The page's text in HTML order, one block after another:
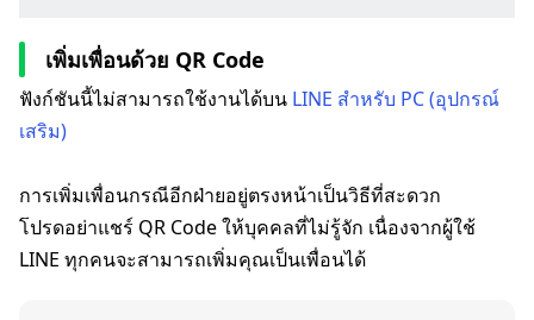
เพิ่มเพื่อนด้วย QR Code
ฟังก์ชันนี้ไม่สามารถใช้งานได้บน LINE สำหรับ PC (อุปกรณ์
เสริม)
การเพิ่มเพื่อนกรณีอีกฝ่ายอยู่ตรงหน้าเป็นวิธีที่สะดวก
โปรดอย่าแชร์ QR Code ให้บุคคลที่ไม่รู้จัก เนื่องจากผู้ใช้
LINE ทุกคนจะสามารถเพิ่มคุณเป็นเพื่อนได้